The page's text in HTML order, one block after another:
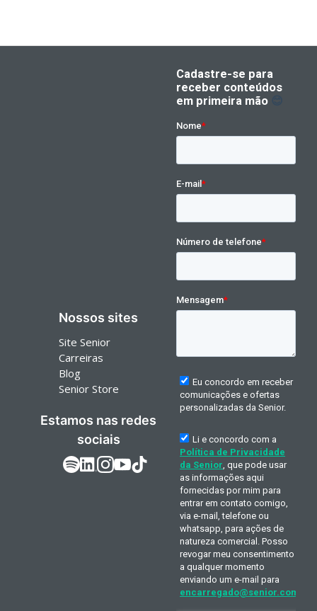
Nossos sites
Site Senior
Carreiras
Blog
Senior Store
Estamos nas redes
sociais